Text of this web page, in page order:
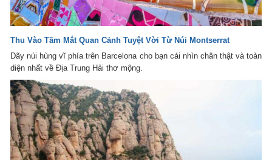
Thu Vào Tầm Mắt Quan Cảnh Tuyệt Vời Từ Núi Montserrat
Dãy núi hùng vĩ phía trên Barcelona cho bạn cái nhìn chân thật và toàn
diện nhất về Địa Trung Hải thơ mộng.